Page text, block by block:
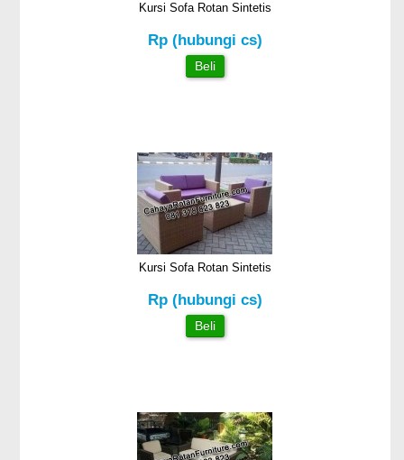
Kursi Sofa Rotan Sintetis
Rp (hubungi cs)
Beli
Kursi Sofa Rotan Sintetis
Rp (hubungi cs)
Beli